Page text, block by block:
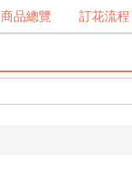
商品總覽 訂花流程